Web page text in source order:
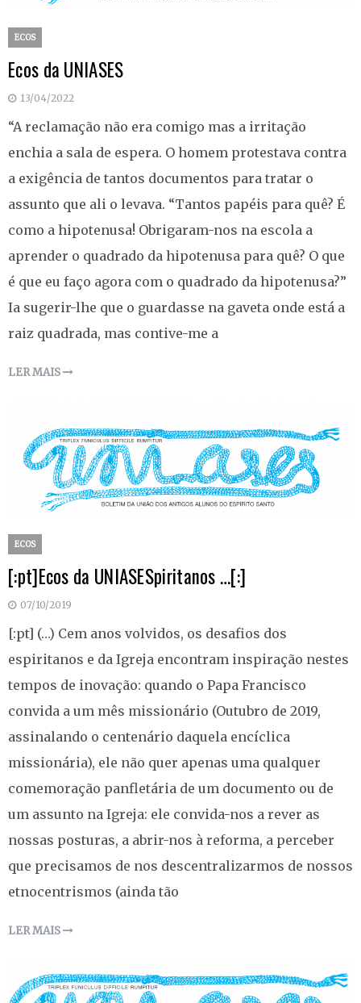
ECOS
Ecos da UNIASES
13/04/2022
“A reclamação não era comigo mas a irritação
enchia a sala de espera. O homem protestava contra
a exigência de tantos documentos para tratar o
assunto que ali o levava. “Tantos papéis para quê? É
como a hipotenusa! Obrigaram-nos na escola a
aprender o quadrado da hipotenusa para quê? O que
é que eu faço agora com o quadrado da hipotenusa?”
Ia sugerir-lhe que o guardasse na gaveta onde está a
raiz quadrada, mas contive-me a
LER MAIS
ECOS
[:pt]Ecos da UNIASESpiritanos …[:]
07/10/2019
[:pt] (…) Cem anos volvidos, os desafios dos
espiritanos e da Igreja encontram inspiração nestes
tempos de inovação: quando o Papa Francisco
convida a um mês missionário (Outubro de 2019,
assinalando o centenário daquela encíclica
missionária), ele não quer apenas uma qualquer
comemoração panfletária de um documento ou de
um assunto na Igreja: ele convida-nos a rever as
nossas posturas, a abrir-nos à reforma, a perceber
que precisamos de nos descentralizarmos de nossos
etnocentrismos (ainda tão
LER MAIS